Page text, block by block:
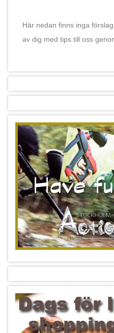
Här nedan finns inga
av dig med tips till oss